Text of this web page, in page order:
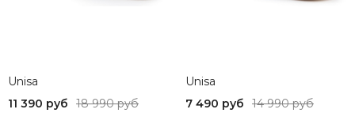
Unisa
11 390 руб
18 990 руб
Unisa
7 490 руб
14 990 руб